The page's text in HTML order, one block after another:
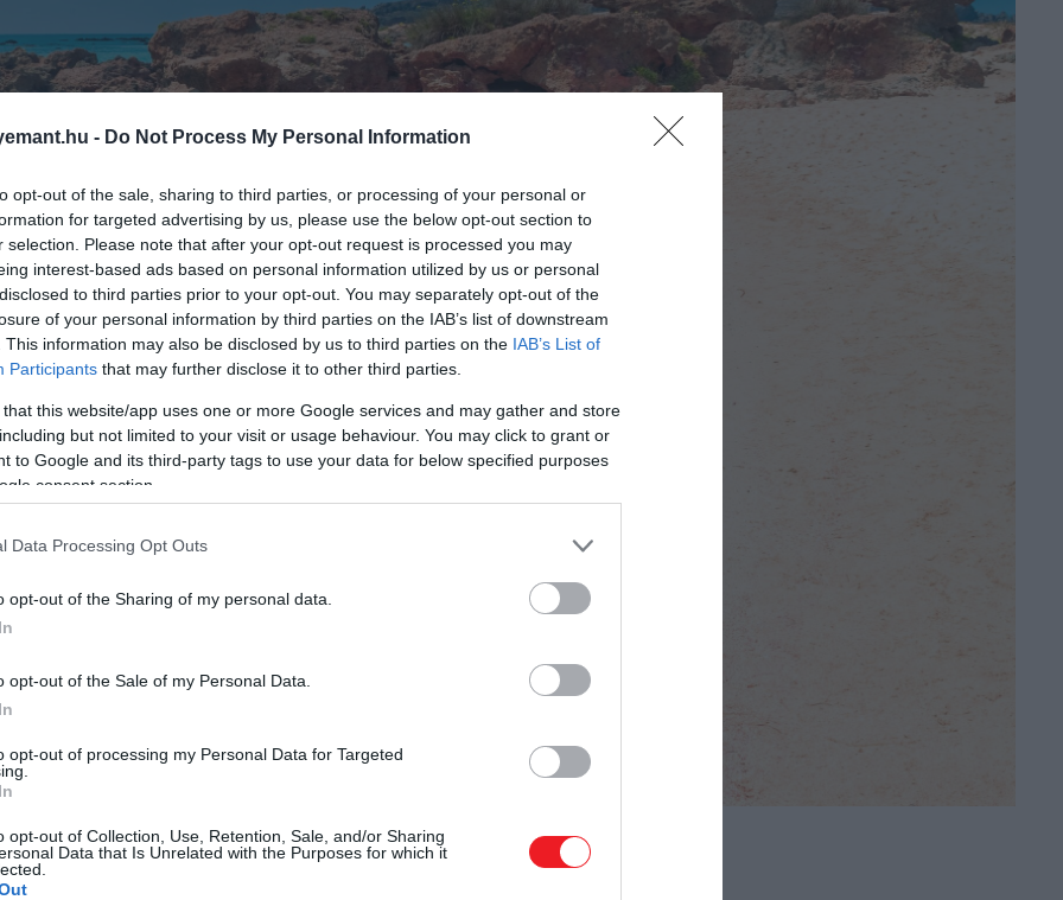
- Do Not Process My Personal Information
opt-out of the sale, sharing to third parties, or processing of your personal or
for targeted advertising by us, please use the below opt-out section to
selection. Please note that after your opt-out request is processed you may
interest-based ads based on personal information utilized by us or personal
to third parties prior to your opt-out. You may separately opt-out of the
of your personal information by third parties on the IAB’s list of downstream
This information may also be disclosed by us to third parties on the IAB’s List of
Participants that may further disclose it to other third parties.
that this website/app uses one or more Google services and may gather and store
but not limited to your visit or usage behaviour. You may click to grant or
to Google and its third-party tags to use your data for below specified purposes
consent section.
Data Processing Opt Outs
opt-out of the Sharing of my personal data.
opt-out of the Sale of my Personal Data.
opt-out of processing my Personal Data for Targeted
opt-out of Collection, Use, Retention, Sale, and/or Sharing
Data that Is Unrelated with the Purposes for which it
közé és rögtön az első helyen végzett